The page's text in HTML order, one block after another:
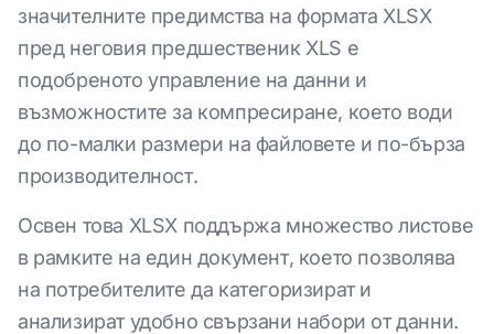
значителните предимства на формата XLSX
пред неговия предшественик XLS е
подобреното управление на данни и
възможностите за компресиране, което води
до по-малки размери на файловете и по-бърза
производителност.
Освен това XLSX поддържа множество листове
в рамките на един документ, което позволява
на потребителите да категоризират и
анализират удобно свързани набори от данни.